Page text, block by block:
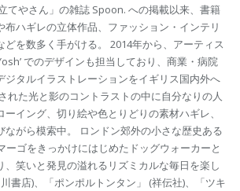
てやさん」の雑誌 Spoon. への掲載以来、書籍
ハギレの立体作品、ファッション・インテリ
を数多く手がける。 2014年から、アーティス
でのデザインも担当しており、商業・病院
タルイラストレーションをイギリス国内外へ
た光と影のコントラストの中に自分なりの人
イング、切り絵や色とりどりの素材ハギレ、
がら模索中。 ロンドン郊外の小さな歴史ある
ゴをきっかけにはじめたドッグウォーカーと
笑いと発見の溢れるリズミカルな毎日を楽し
書店)、「ポンポルトンタン」 (祥伝社)、「ツキ